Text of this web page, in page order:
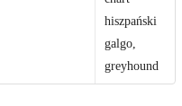
hiszpański
galgo,
greyhound